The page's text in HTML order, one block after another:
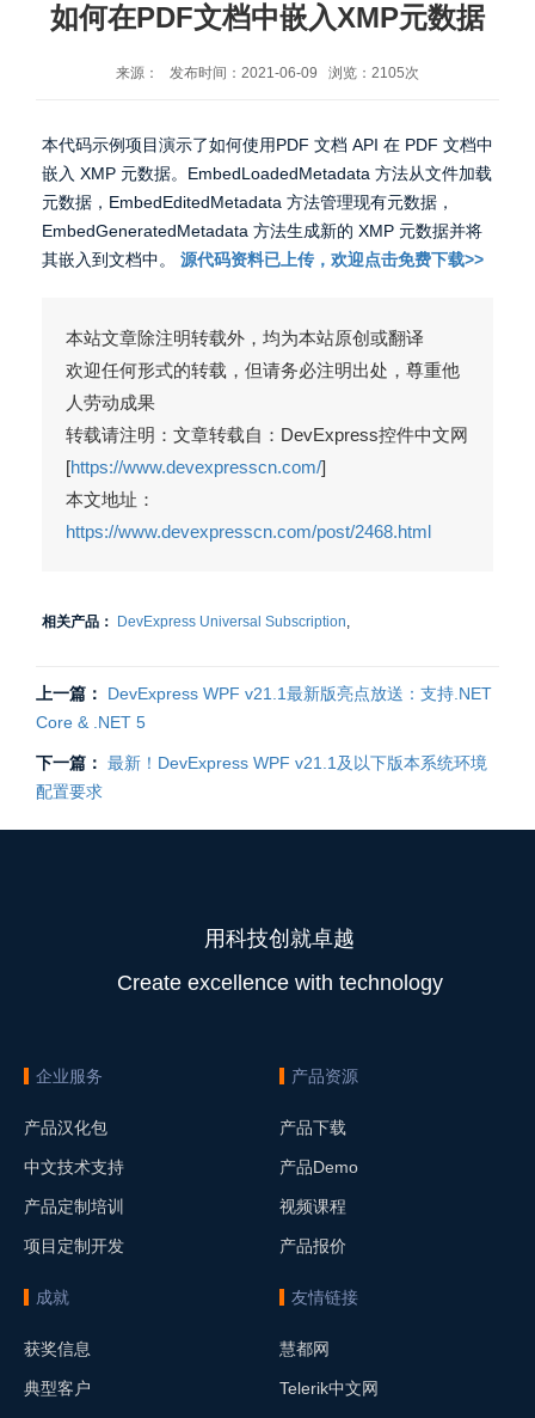
如何在PDF文档中嵌入XMP元数据
来源： 发布时间：2021-06-09 浏览：2105次
本代码示例项目演示了如何使用PDF 文档 API 在 PDF 文档中
嵌入 XMP 元数据。EmbedLoadedMetadata 方法从文件加载
元数据，EmbedEditedMetadata 方法管理现有元数据，
EmbedGeneratedMetadata 方法生成新的 XMP 元数据并将
其嵌入到文档中。 源代码资料已上传，欢迎点击免费下载>>
本站文章除注明转载外，均为本站原创或翻译
欢迎任何形式的转载，但请务必注明出处，尊重他
人劳动成果
转载请注明：文章转载自：DevExpress控件中文网
[https://www.devexpresscn.com/]
本文地址：
https://www.devexpresscn.com/post/2468.html
相关产品： DevExpress Universal Subscription,
上一篇：
DevExpress WPF v21.1最新版亮点放送：支持.NET
Core & .NET 5
下一篇： 最新！DevExpress WPF v21.1及以下版本系统环境
配置要求
用科技创就卓越
Create excellence with technology
企业服务
产品汉化包
中文技术支持
产品定制培训
项目定制开发
产品资源
产品下载
产品Demo
视频课程
产品报价
成就
获奖信息
典型客户
友情链接
慧都网
Telerik中文网